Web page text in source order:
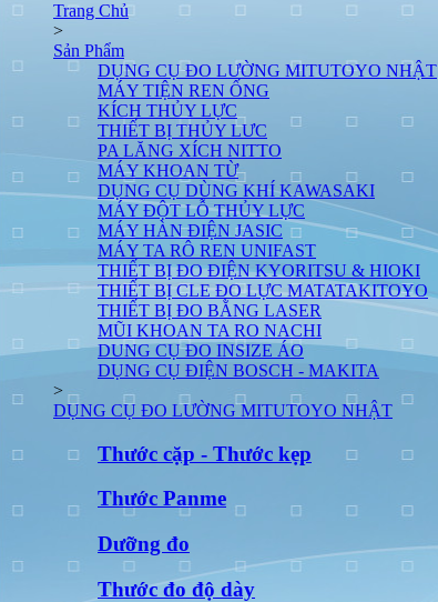
Trang Chủ
>
Sản Phẩm
DỤNG CỤ ĐO LƯỜNG MITUTOYO NHẬT
MÁY TIỆN REN ỐNG
KÍCH THỦY LỰC
THIẾT BỊ THỦY LƯC
PA LĂNG XÍCH NITTO
MÁY KHOAN TỪ
DỤNG CỤ DÙNG KHÍ KAWASAKI
MÁY ĐỘT LỖ THỦY LỰC
MÁY HÀN ĐIỆN JASIC
MÁY TA RÔ REN UNIFAST
THIẾT BỊ ĐO ĐIỆN KYORITSU & HIOKI
THIẾT BỊ CLE ĐO LỰC MATATAKITOYO
THIẾT BỊ ĐO BẰNG LASER
MŨI KHOAN TA RO NACHI
DUNG CỤ ĐO INSIZE ÁO
DỤNG CỤ ĐIỆN BOSCH - MAKITA
>
DỤNG CỤ ĐO LƯỜNG MITUTOYO NHẬT
Thước cặp - Thước kẹp
Thước Panme
Dưỡng đo
Thước đo độ dày